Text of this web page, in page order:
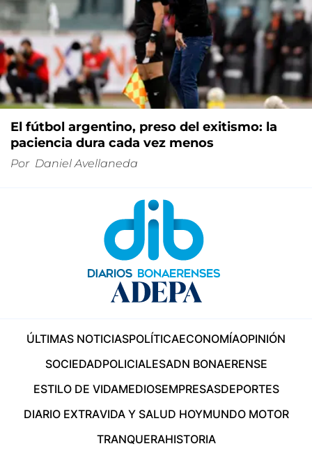
El fútbol argentino, preso del exitismo: la
paciencia dura cada vez menos
Por Daniel Avellaneda
ÚLTIMAS NOTICIASPOLÍTICAECONOMÍAOPINIÓN
SOCIEDADPOLICIALESADN BONAERENSE
ESTILO DE VIDAMEDIOSEMPRESASDEPORTES
DIARIO EXTRAVIDA Y SALUD HOYMUNDO MOTOR
TRANQUERAHISTORIA